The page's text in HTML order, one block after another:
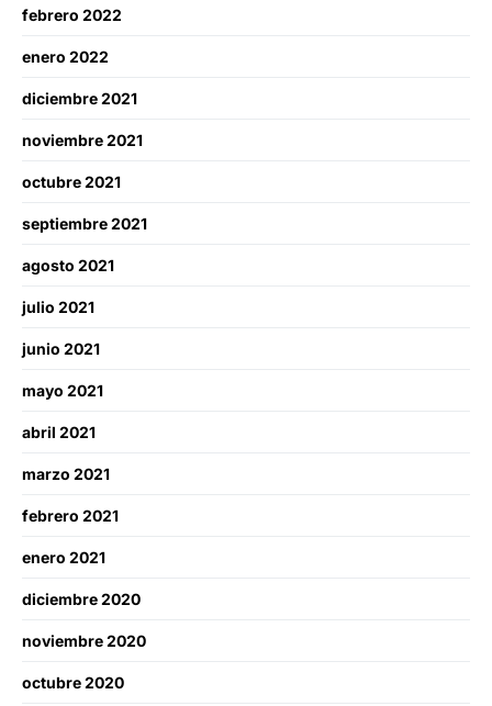
febrero 2022
enero 2022
diciembre 2021
noviembre 2021
octubre 2021
septiembre 2021
agosto 2021
julio 2021
junio 2021
mayo 2021
abril 2021
marzo 2021
febrero 2021
enero 2021
diciembre 2020
noviembre 2020
octubre 2020